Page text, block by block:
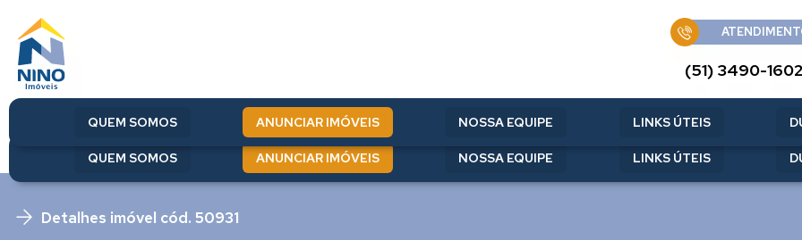
QUEM SOMOS ANUNCIAR IMÓVEIS NOSSA EQUIPE LINKS ÚTEIS
(51) 3490-1602
QUEM SOMOS ANUNCIAR IMÓVEIS NOSSA EQUIPE LINKS ÚTEIS
Detalhes imóvel cód. 50931